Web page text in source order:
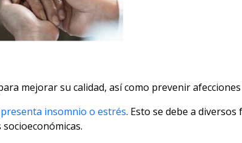
mejorar su calidad, así como prevenir
insomnio o estrés. Esto se debe a diversos